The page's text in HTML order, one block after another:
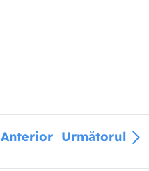
Anterior Următorul